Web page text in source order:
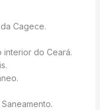
Cagece.
interior do Ceará.